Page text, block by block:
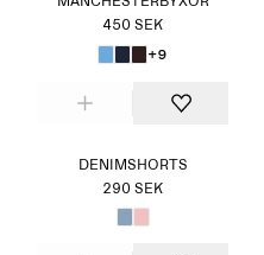
450 SEK
+9
DENIMSHORTS
290 SEK